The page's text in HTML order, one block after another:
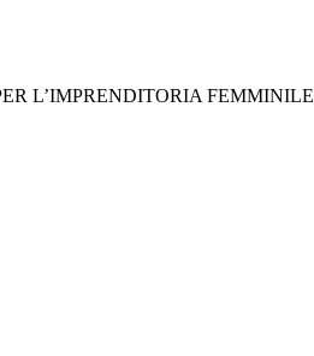
L’IMPRENDITORIA FEMMINILE